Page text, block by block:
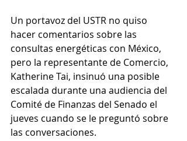
Un portavoz del USTR no quiso
hacer comentarios sobre las
consultas energéticas con México,
pero la representante de Comercio,
Katherine Tai, insinuó una posible
escalada durante una audiencia del
Comité de Finanzas del Senado el
jueves cuando se le preguntó sobre
las conversaciones.